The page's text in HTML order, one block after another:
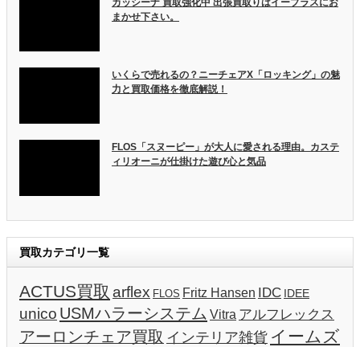
カッシーナ 買取強化中 出張買取りはイープラスにお
まかせ下さい。
いくらで売れるの？ニーチェアX「ロッキング」の魅
力と買取価格を徹底解説！
FLOS「スヌーピー」が大人に愛される理由。カステ
ィリオーニが仕掛けた遊び心と気品
買取カテゴリ一覧
ACTUS買取 arflex FLOS Fritz Hansen IDC IDEE
unico USMハラーシステム Vitra アルフレックス
アーロンチェア買取 インテリア雑貨 イームズ